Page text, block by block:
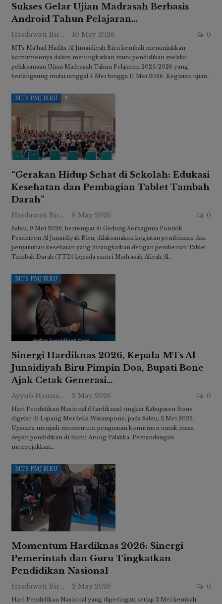
Sukses Gelar Ujian Madrasah Berbasis
Android Tahun Pelajaran…
Hasdawati Biru 10 May 2026 0
MTs Ma’had Hadits Al Junaidiyah Biru kembali menunjukkan
komitmennya dalam meningkatkan mutu pendidikan melalui
pelaksanaan Ujian Madrasah Tahun Pelajaran 2025/2026 yang
berlangsung mulai tanggal 4 Mei hingga 11 Mei 2026. Kegiatan ujian…
MTS PMJ BIRU
“Gerakan Hidup Sehat di Sekolah: Edukasi
Kesehatan dan Pembagian Tablet Tambah
Darah”
Hasdawati Biru 9 May 2026 0
Sabtu, 9 Mei 2026, bertempat di Gedung Serbaguna Pondok
Pesantren Al Junaidiyah Biru, dilaksanakan kegiatan pembinaan dan
penyuluhan kesehatan yang dirangkaikan dengan pemberian Tablet
Tambah Darah (TTD) kepada santri Madrasah Aliyah Al…
MTS PMJ BIRU
Sinergi Hardiknas 2026, Kepala MTs Al-
Junaidiyah Biru Pimpin Doa, Bupati Bone
Ajak Cetak Generasi…
Ayyub Hamzah 2 May 2026 0
Hari Pendidikan Nasional (Hardiknas) tingkat Kabupaten Bone
digelar di Lapang Merdeka Watampone, pada Sabtu, 2 Mei 2026.
Upacara menjadi momentum penguatan komitmen untuk masa
depan pendidikan di Bumi Arung Palakka. Pemandangan
menyejukkan…
MTS PMJ BIRU
Momentum Hardiknas 2026: Sinergi
Pemerintah dan Guru Tingkatkan
Pendidikan Nasional
Hasdawati Biru 2 May 2026 0
Hari Pendidikan Nasional yang diperingati setiap 2 Mei kembali